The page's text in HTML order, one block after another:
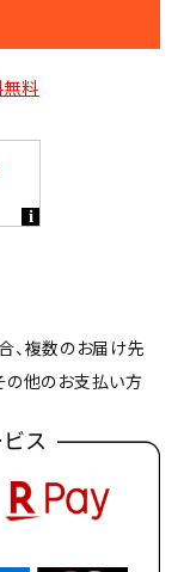
料
、複数のお届け先
の他のお支払い方